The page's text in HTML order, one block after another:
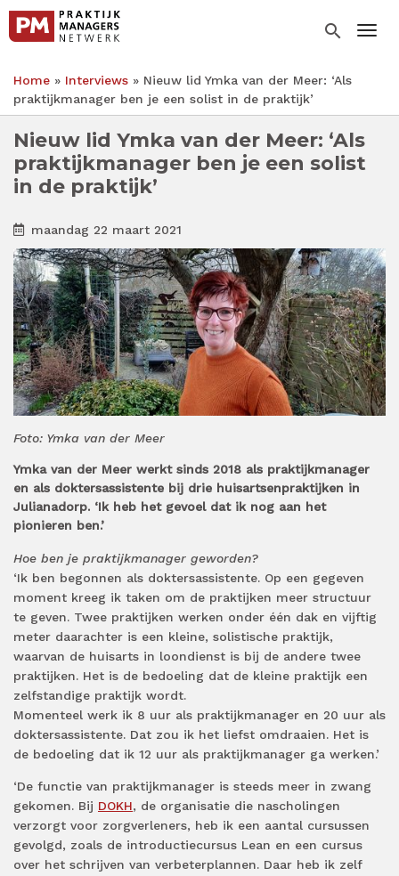
Overslaan
naar
inhoud
gaan
search
Kruimelpad
Home Interviews
Nieuw lid Ymka van der Meer: ‘Als
praktijkmanager ben je een solist in de praktijk’
Nieuw lid Ymka van der Meer: ‘Als
praktijkmanager ben je een solist
in de praktijk’
maandag 22 maart 2021
Foto: Ymka van der Meer
Ymka van der Meer werkt sinds 2018 als praktijkmanager
en als doktersassistente bij drie huisartsenpraktijken in
Julianadorp. ‘Ik heb het gevoel dat ik nog aan het
pionieren ben.’
Hoe ben je praktijkmanager geworden?
‘Ik ben begonnen als doktersassistente. Op een gegeven
moment kreeg ik taken om de praktijken meer structuur
te geven. Twee praktijken werken onder één dak en vijftig
meter daarachter is een kleine, solistische praktijk,
waarvan de huisarts in loondienst is bij de andere twee
praktijken. Het is de bedoeling dat de kleine praktijk een
zelfstandige praktijk wordt.
Momenteel werk ik 8 uur als praktijkmanager en 20 uur als
doktersassistente. Dat zou ik het liefst omdraaien. Het is
de bedoeling dat ik 12 uur als praktijkmanager ga werken.’
‘De functie van praktijkmanager is steeds meer in zwang
gekomen. Bij DOKH, de organisatie die nascholingen
verzorgt voor zorgverleners, heb ik een aantal cursussen
gevolgd, zoals de introductiecursus Lean en een cursus
over het schrijven van verbeterplannen. Daar heb ik zelf